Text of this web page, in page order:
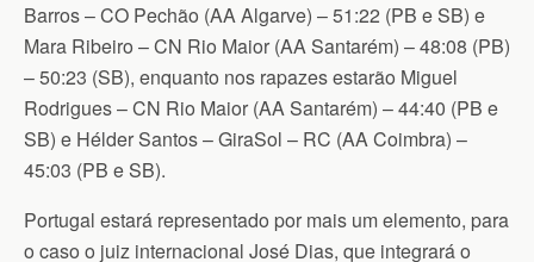
Barros – CO Pechão (AA Algarve) – 51:22 (PB e SB) e
Mara Ribeiro – CN Rio Maior (AA Santarém) – 48:08 (PB)
– 50:23 (SB), enquanto nos rapazes estarão Miguel
Rodrigues – CN Rio Maior (AA Santarém) – 44:40 (PB e
SB) e Hélder Santos – GiraSol – RC (AA Coimbra) –
45:03 (PB e SB).
Portugal estará representado por mais um elemento, para
o caso o juiz internacional José Dias, que integrará o